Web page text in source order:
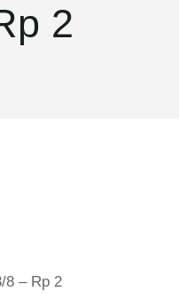
2
8 – Rp 2